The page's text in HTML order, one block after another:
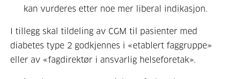
kan vurderes etter noe mer liberal indikasjon.
I tillegg skal tildeling av CGM til pasienter med
diabetes type 2 godkjennes i «etablert faggruppe»
eller av «fagdirektør i ansvarlig helseforetak».